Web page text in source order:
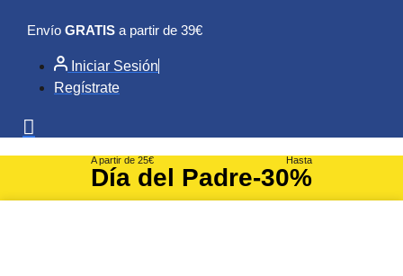
contenido
Envío GRATIS a partir de 39€
Iniciar Sesión
Regístrate
A partir de 25€
Día del Padre
Hasta
-30%